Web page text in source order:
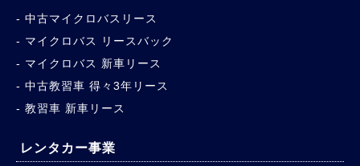
中古マイクロバスリース
マイクロバス リースバック
マイクロバス 新車リース
中古教習車 得々3年リース
教習車 新車リース
レンタカー事業